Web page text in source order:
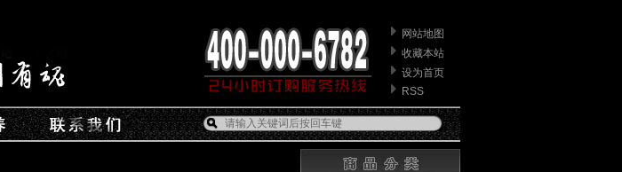
网站地图
收藏本站
设为首页
RSS